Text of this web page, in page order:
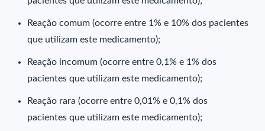
Reação comum (ocorre entre 1% e 10% dos pacientes
que utilizam este medicamento);
Reação incomum (ocorre entre 0,1% e 1% dos
pacientes que utilizam este medicamento);
Reação rara (ocorre entre 0,01% e 0,1% dos
pacientes que utilizam este medicamento);